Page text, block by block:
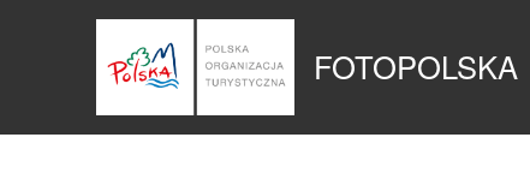
FOTOPOLSKA
Panel zarządzania plikami cookies